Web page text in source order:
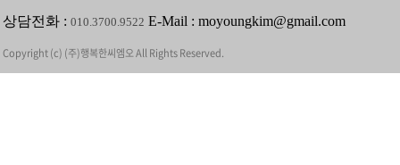
상담전화 : 010.3700.9522 E-Mail : moyoungkim@gmail.com
Copyright (c) (주)행복한씨엠오 All Rights Reserved.